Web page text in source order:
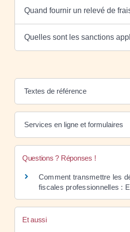
Quand fournir un relevé de
Quelles sont les sanctions
Textes de référence
Services en ligne et formulaires
Questions ? Réponses !
Comment transmettre les
fiscales professionnelles :
Et aussi